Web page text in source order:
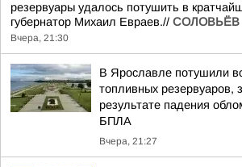
резервуары удалось потушить в
губернатор Михаил Евраев.// СОЛОВЬЁВ
Вчера, 21:30
В Ярославле потушили
топливных резервуаров,
результате падения
БПЛА
Вчера, 21:27